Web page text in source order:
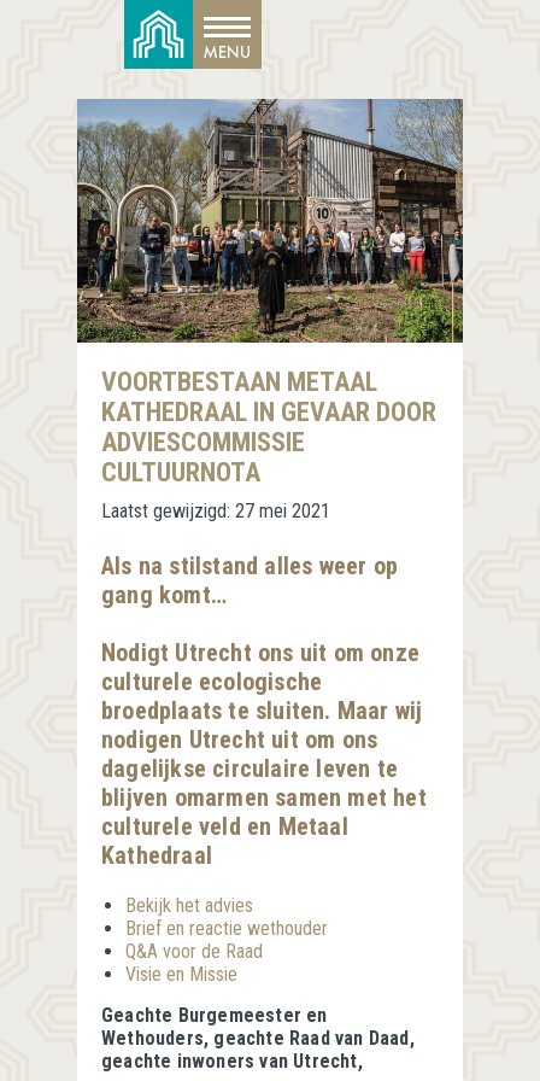
VOORTBESTAAN METAAL
KATHEDRAAL IN GEVAAR DOOR
ADVIESCOMMISSIE
CULTUURNOTA
Laatst gewijzigd: 27 mei 2021
Als na stilstand alles weer op
gang komt…
Nodigt Utrecht ons uit om onze
culturele ecologische
broedplaats te sluiten. Maar wij
nodigen Utrecht uit om ons
dagelijkse circulaire leven te
blijven omarmen samen met het
culturele veld en Metaal
Kathedraal
Bekijk het advies
Brief en reactie wethouder
Q&A voor de Raad
Visie en Missie
Geachte Burgemeester en
Wethouders, geachte Raad van Daad,
geachte inwoners van Utrecht,